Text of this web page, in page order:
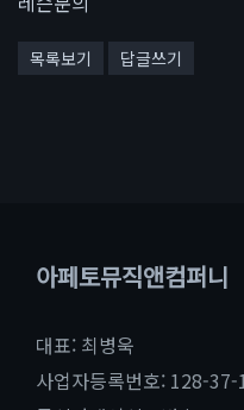
목록보기 답글쓰기
아페토뮤직앤컴퍼니
대표: 최병욱
사업자등록번호: 128-